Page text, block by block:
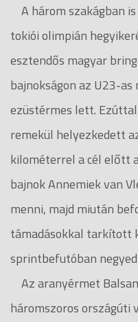
A három szakágban
tokiói olimpián
esztendős magyar
bajnokságon az U23-
ezüstérmes lett.
remekül helyezkedett
kilométerrel a cél előtt
bajnok Annemiek van
menni, majd miután
támadásokkal tarkított
sprintbefutóban
Az aranyérmet
háromszoros országúti